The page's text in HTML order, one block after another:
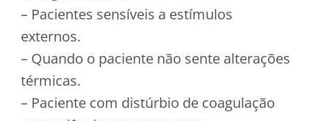
– Pacientes sensíveis a estímulos
externos.
– Quando o paciente não sente alterações
térmicas.
– Paciente com distúrbio de coagulação